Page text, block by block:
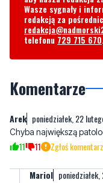
Byliście świadkami
aby nasza redakcja
redakcją za
telefonu729 715 670
Komentarze
Chyba największą